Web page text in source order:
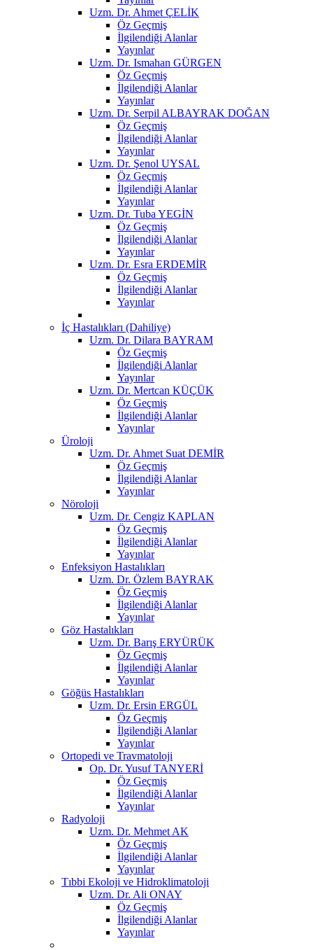
Uzm. Dr. Ahmet ÇELİK
Öz Geçmiş
İlgilendiği Alanlar
Yayınlar
Uzm. Dr. Ismahan GÜRGEN
Öz Geçmiş
İlgilendiği Alanlar
Yayınlar
Uzm. Dr. Serpil ALBAYRAK DOĞAN
Öz Geçmiş
İlgilendiği Alanlar
Yayınlar
Uzm. Dr. Şenol UYSAL
Öz Geçmiş
İlgilendiği Alanlar
Yayınlar
Uzm. Dr. Tuba YEGİN
Öz Geçmiş
İlgilendiği Alanlar
Yayınlar
Uzm. Dr. Esra ERDEMİR
Öz Geçmiş
İlgilendiği Alanlar
Yayınlar
İç Hastalıkları (Dahiliye)
Uzm. Dr. Dilara BAYRAM
Öz Geçmiş
İlgilendiği Alanlar
Yayınlar
Uzm. Dr. Mertcan KÜÇÜK
Öz Geçmiş
İlgilendiği Alanlar
Yayınlar
Üroloji
Uzm. Dr. Ahmet Suat DEMİR
Öz Geçmiş
İlgilendiği Alanlar
Yayınlar
Nöroloji
Uzm. Dr. Cengiz KAPLAN
Öz Geçmiş
İlgilendiği Alanlar
Yayınlar
Enfeksiyon Hastalıkları
Uzm. Dr. Özlem BAYRAK
Öz Geçmiş
İlgilendiği Alanlar
Yayınlar
Göz Hastalıkları
Uzm. Dr. Barış ERYÜRÜK
Öz Geçmiş
İlgilendiği Alanlar
Yayınlar
Göğüs Hastalıkları
Uzm. Dr. Ersin ERGÜL
Öz Geçmiş
İlgilendiği Alanlar
Yayınlar
Ortopedi ve Travmatoloji
Op. Dr. Yusuf TANYERİ
Öz Geçmiş
İlgilendiği Alanlar
Yayınlar
Radyoloji
Uzm. Dr. Mehmet AK
Öz Geçmiş
İlgilendiği Alanlar
Yayınlar
Tıbbi Ekoloji ve Hidroklimatoloji
Uzm. Dr. Ali ONAY
Öz Geçmiş
İlgilendiği Alanlar
Yayınlar